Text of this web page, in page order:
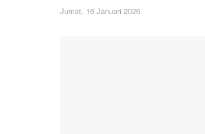
Jumat, 16 Januari 2026